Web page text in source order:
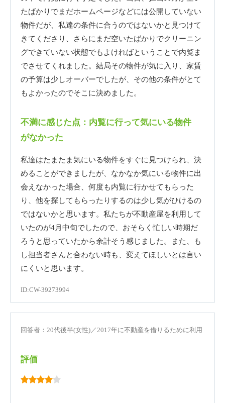
たばかりでまだホームページなどには公開していない
物件だが、私達の条件に合うのではないかと見つけて
きてくださり、さらにまだ空いたばかりでクリーニン
グできていない状態でもよければということで内覧ま
でさせてくれました。結局その物件が気に入り、家賃
の予算は少しオーバーでしたが、その他の条件がとて
もよかったのでそこに決めました。
不満に感じた点：内覧に行って気にいる物件
がなかった
私達はたまたま気にいる物件をすぐに見つけられ、決
めることができましたが、なかなか気にいる物件に出
会えなかった場合、何度も内覧に行かせてもらった
り、他を探してもらったりするのは少し気がひけるの
ではないかと思います。私たちが不動産屋を利用して
いたのが4月中旬でしたので、おそらく忙しい時期だ
ろうと思っていたから余計そう感じました。また、も
し担当者さんと合わない時も、変えてほしいとは言い
にくいと思います。
ID:CW-39273994
回答者：20代後半(女性)／2017年に不動産を借りるために利用
評価